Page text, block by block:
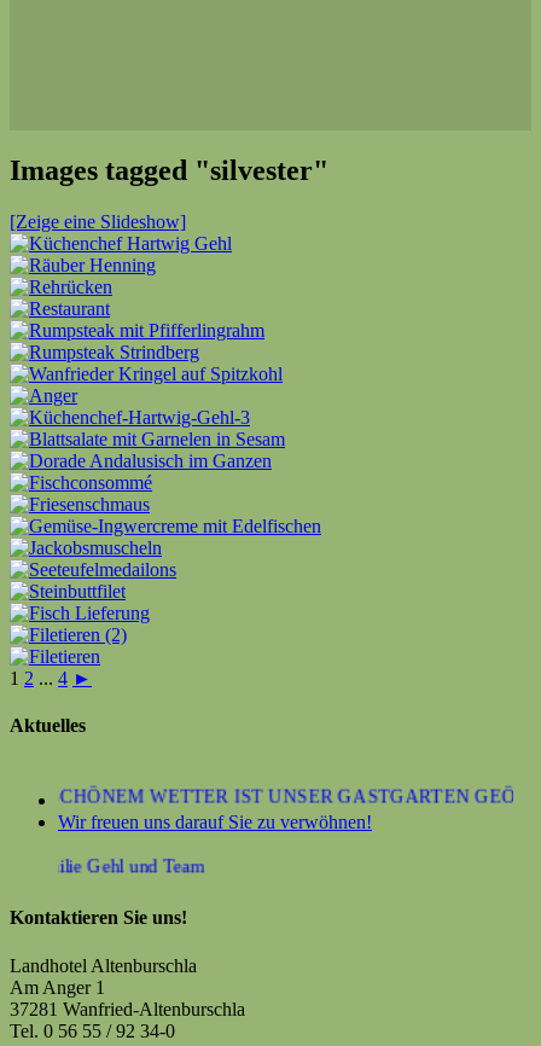
Images tagged "silvester"
[Zeige eine Slideshow]
1 2 ... 4 ►
Aktuelles
SCHÖNEM WETTER IST UNSER GASTGARTEN
Wir freuen uns darauf Sie zu verwöhnen!
Familie Gehl und Team
Kontaktieren Sie uns!
Landhotel Altenburschla
Am Anger 1
37281 Wanfried-Altenburschla
Tel. 0 56 55 / 92 34-0